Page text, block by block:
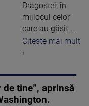
Dragostei, în
mijlocul celor
care au găsit ...
Citeste mai mult
›
tine”, aprinsă